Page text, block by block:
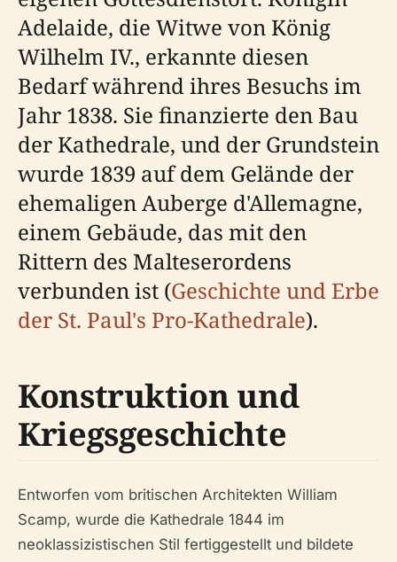
Adelaide, die Witwe von König
Wilhelm IV., erkannte diesen
Bedarf während ihres Besuchs im
Jahr 1838. Sie finanzierte den Bau
der Kathedrale, und der Grundstein
wurde 1839 auf dem Gelände der
ehemaligen Auberge d'Allemagne,
einem Gebäude, das mit den
Rittern des Malteserordens
verbunden ist (Geschichte und Erbe
der St. Paul's Pro-Kathedrale).
Konstruktion und
Kriegsgeschichte
Entworfen vom britischen Architekten William
Scamp, wurde die Kathedrale 1844 im
neoklassizistischen Stil fertiggestellt und bildete